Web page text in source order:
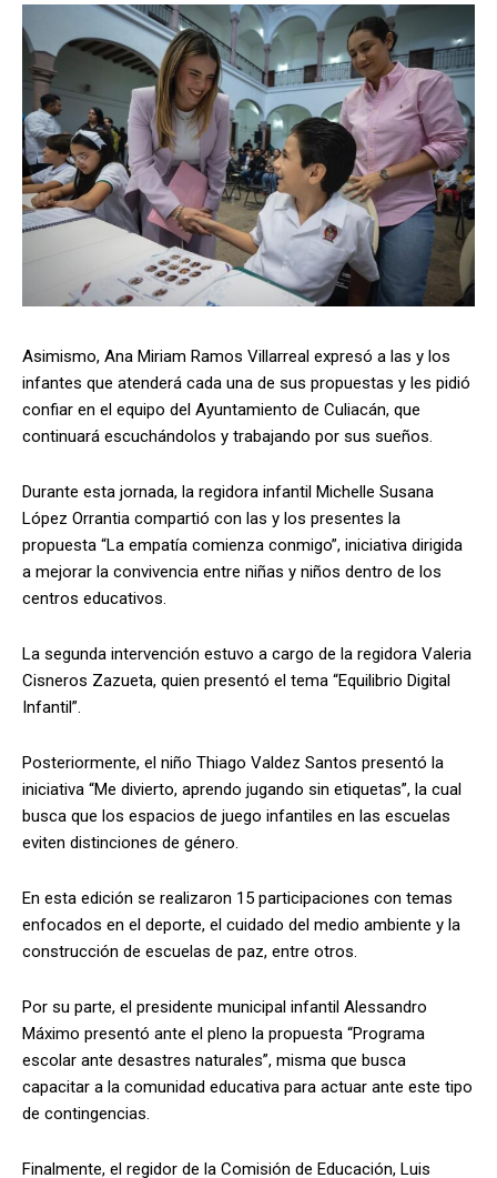
Asimismo, Ana Miriam Ramos Villarreal expresó a las y los
infantes que atenderá cada una de sus propuestas y les pidió
confiar en el equipo del Ayuntamiento de Culiacán, que
continuará escuchándolos y trabajando por sus sueños.
Durante esta jornada, la regidora infantil Michelle Susana
López Orrantia compartió con las y los presentes la
propuesta “La empatía comienza conmigo”, iniciativa dirigida
a mejorar la convivencia entre niñas y niños dentro de los
centros educativos.
La segunda intervención estuvo a cargo de la regidora Valeria
Cisneros Zazueta, quien presentó el tema “Equilibrio Digital
Infantil”.
Posteriormente, el niño Thiago Valdez Santos presentó la
iniciativa “Me divierto, aprendo jugando sin etiquetas”, la cual
busca que los espacios de juego infantiles en las escuelas
eviten distinciones de género.
En esta edición se realizaron 15 participaciones con temas
enfocados en el deporte, el cuidado del medio ambiente y la
construcción de escuelas de paz, entre otros.
Por su parte, el presidente municipal infantil Alessandro
Máximo presentó ante el pleno la propuesta “Programa
escolar ante desastres naturales”, misma que busca
capacitar a la comunidad educativa para actuar ante este tipo
de contingencias.
Finalmente, el regidor de la Comisión de Educación, Luis